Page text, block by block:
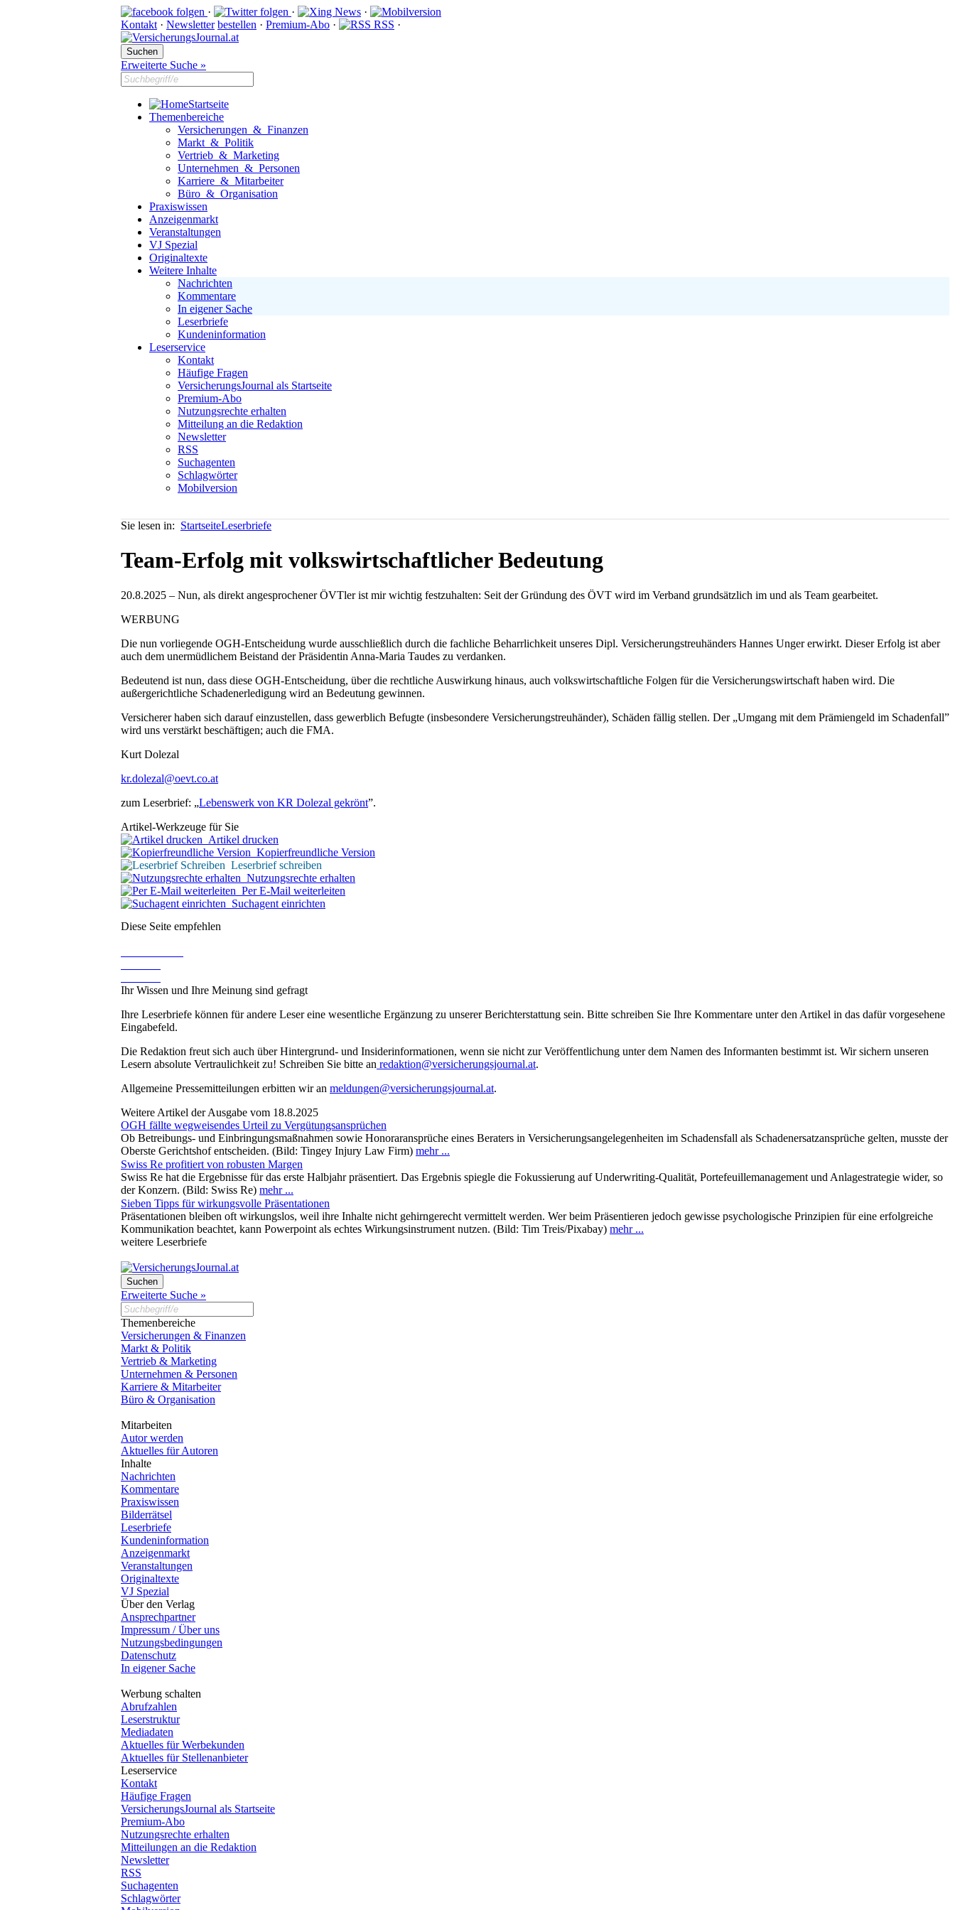
· ·
·
Kontakt · Newsletter bestellen · Premium-Abo · RSS ·
Erweiterte Suche »
Startseite
Themenbereiche
Versicherungen & Finanzen
Markt & Politik
Vertrieb & Marketing
Unternehmen & Personen
Karriere & Mitarbeiter
Büro & Organisation
Praxiswissen
Anzeigenmarkt
Veranstaltungen
VJ Spezial
Originaltexte
Weitere Inhalte
Nachrichten
Kommentare
In eigener Sache
Leserbriefe
Kundeninformation
Leserservice
Kontakt
Häufige Fragen
VersicherungsJournal als Startseite
Premium-Abo
Nutzungsrechte erhalten
Mitteilung an die Redaktion
Newsletter
RSS
Suchagenten
Schlagwörter
Mobilversion
Sie lesen in: StartseiteLeserbriefe
Team-Erfolg mit volkswirtschaftlicher Bedeutung
20.8.2025 – Nun, als direkt angesprochener ÖVTler ist mir wichtig festzuhalten: Seit der Gründung des ÖVT wird im Verband grundsätzlich im und als Team gearbeitet.
WERBUNG
Die nun vorliegende OGH-Entscheidung wurde ausschließlich durch die fachliche Beharrlichkeit unseres Dipl. Versicherungstreuhänders Hannes Unger erwirkt. Dieser Erfolg ist aber
auch dem unermüdlichem Beistand der Präsidentin Anna-Maria Taudes zu verdanken.
Bedeutend ist nun, dass diese OGH-Entscheidung, über die rechtliche Auswirkung hinaus, auch volkswirtschaftliche Folgen für die Versicherungswirtschaft haben wird. Die
außergerichtliche Schadenerledigung wird an Bedeutung gewinnen.
Versicherer haben sich darauf einzustellen, dass gewerblich Befugte (insbesondere Versicherungstreuhänder), Schäden fällig stellen. Der „Umgang mit dem Prämiengeld im Schadenfall”
wird uns verstärkt beschäftigen; auch die FMA.
Kurt Dolezal
kr.dolezal@oevt.co.at
zum Leserbrief: „Lebenswerk von KR Dolezal gekrönt”.
Artikel-Werkzeuge für Sie
Artikel drucken
Kopierfreundliche Version
Leserbrief schreiben
Nutzungsrechte erhalten
Per E-Mail weiterleiten
Suchagent einrichten
Diese Seite empfehlen
Ihr Wissen und Ihre Meinung sind gefragt
Ihre Leserbriefe können für andere Leser eine wesentliche Ergänzung zu unserer Berichterstattung sein. Bitte schreiben Sie Ihre Kommentare unter den Artikel in das dafür vorgesehene
Eingabefeld.
Die Redaktion freut sich auch über Hintergrund- und Insiderinformationen, wenn sie nicht zur Veröffentlichung unter dem Namen des Informanten bestimmt ist. Wir sichern unseren
Lesern absolute Vertraulichkeit zu! Schreiben Sie bitte an redaktion@versicherungsjournal.at.
Allgemeine Pressemitteilungen erbitten wir an meldungen@versicherungsjournal.at.
Weitere Artikel der Ausgabe vom 18.8.2025
OGH fällte wegweisendes Urteil zu Vergütungsansprüchen
Ob Betreibungs- und Einbringungsmaßnahmen sowie Honoraransprüche eines Beraters in Versicherungsangelegenheiten im Schadensfall als Schadenersatzansprüche gelten, musste der
Oberste Gerichtshof entscheiden. (Bild: Tingey Injury Law Firm) mehr ...
Swiss Re profitiert von robusten Margen
Swiss Re hat die Ergebnisse für das erste Halbjahr präsentiert. Das Ergebnis spiegle die Fokussierung auf Underwriting-Qualität, Portefeuillemanagement und Anlagestrategie wider, so
der Konzern. (Bild: Swiss Re) mehr ...
Sieben Tipps für wirkungsvolle Präsentationen
Präsentationen bleiben oft wirkungslos, weil ihre Inhalte nicht gehirngerecht vermittelt werden. Wer beim Präsentieren jedoch gewisse psychologische Prinzipien für eine erfolgreiche
Kommunikation beachtet, kann Powerpoint als echtes Wirkungsinstrument nutzen. (Bild: Tim Treis/Pixabay) mehr ...
weitere Leserbriefe
Erweiterte Suche »
Themenbereiche
Versicherungen & Finanzen
Markt & Politik
Vertrieb & Marketing
Unternehmen & Personen
Karriere & Mitarbeiter
Büro & Organisation
Mitarbeiten
Autor werden
Aktuelles für Autoren
Inhalte
Nachrichten
Kommentare
Praxiswissen
Bilderrätsel
Leserbriefe
Kundeninformation
Anzeigenmarkt
Veranstaltungen
Originaltexte
VJ Spezial
Über den Verlag
Ansprechpartner
Impressum / Über uns
Nutzungsbedingungen
Datenschutz
In eigener Sache
Werbung schalten
Abrufzahlen
Leserstruktur
Mediadaten
Aktuelles für Werbekunden
Aktuelles für Stellenanbieter
Leserservice
Kontakt
Häufige Fragen
VersicherungsJournal als Startseite
Premium-Abo
Nutzungsrechte erhalten
Mitteilungen an die Redaktion
Newsletter
RSS
Suchagenten
Schlagwörter